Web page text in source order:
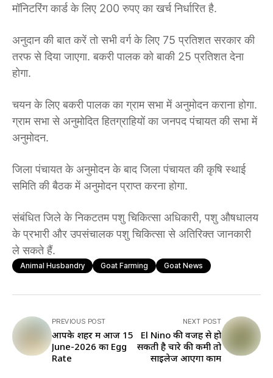
मॉनिटरिंग कार्ड के लिए 200 रुपए का खर्च निर्धारित है.
अनुदान की बात करें तो सभी वर्ग के लिए 75 प्रतिशत सरकार की
तरफ से दिया जाएगा. बकरी पालक को बाकी 25 प्रतिशत देना
होगा.
चयन के लिए बकरी पालक का ग्राम सभा में अनुमोदन कराना होगा.
ग्राम सभा से अनुमोदित हितग्राहियों का जनपद पंचायत की सभा में
अनुमोदन.
जिला पंचायत के अनुमोदन के बाद जिला पंचायत की कृषि स्थाई
समिति की बैठक में अनुमोदन प्राप्त करना होगा.
संबंधित जिले के निकटतम पशु चिकित्सा अधिकारी, पशु औषधालय
के प्रभारी और उपसंचालक पशु चिकित्सा से अतिरिक्त जानकारी
ले सकते हैं.
Animal Husbandry Goat Farming Goat News
PREVIOUS POST
आपके शहर में आज 15
June-2026 का Egg
Rate
NEXT POST
El Nino की वजह से हो
सकती है चारे की कमी तो
साइलेज आएगा काम